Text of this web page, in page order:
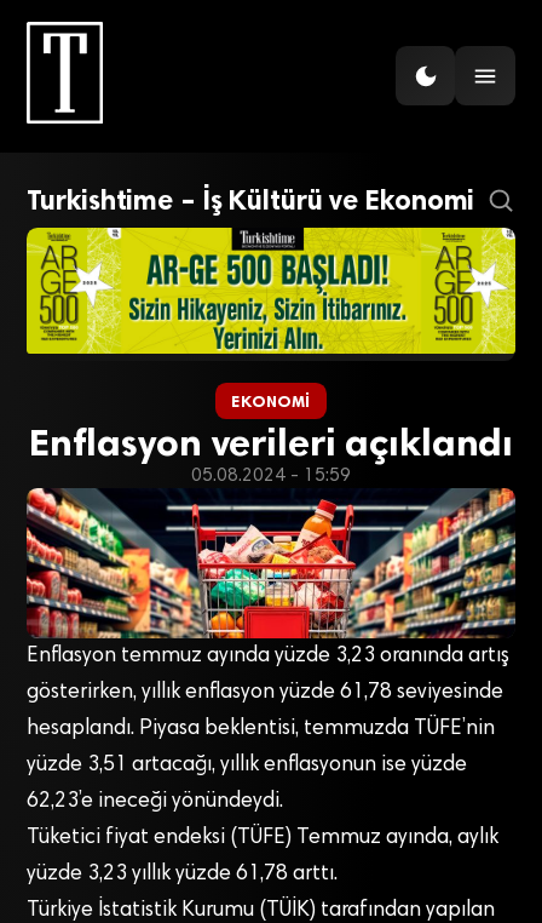
Turkishtime – İş Kültürü ve Ekonomi
EKONOMI
Enflasyon verileri açıklandı
05.08.2024 - 15:59
Enflasyon temmuz ayında yüzde 3,23 oranında artış
gösterirken, yıllık enflasyon yüzde 61,78 seviyesinde
hesaplandı. Piyasa beklentisi, temmuzda TÜFE’nin
yüzde 3,51 artacağı, yıllık enflasyonun ise yüzde
62,23’e ineceği yönündeydi.
Tüketici fiyat endeksi (TÜFE) Temmuz ayında, aylık
yüzde 3,23 yıllık yüzde 61,78 arttı.
Türkiye İstatistik Kurumu (TÜİK) tarafından yapılan